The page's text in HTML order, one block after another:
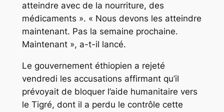
atteindre avec de la nourriture, des
médicaments ». « Nous devons les atteindre
maintenant. Pas la semaine prochaine.
Maintenant », a-t-il lancé.
Le gouvernement éthiopien a rejeté
vendredi les accusations affirmant qu’il
prévoyait de bloquer l’aide humanitaire vers
le Tigré, dont il a perdu le contrôle cette